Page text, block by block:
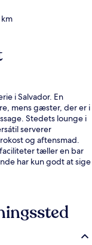
km
i Salvador. En
mens gæster, der er i
Stedets lounge i
serverer
og aftensmad.
tæller en bar
har kun godt at sige